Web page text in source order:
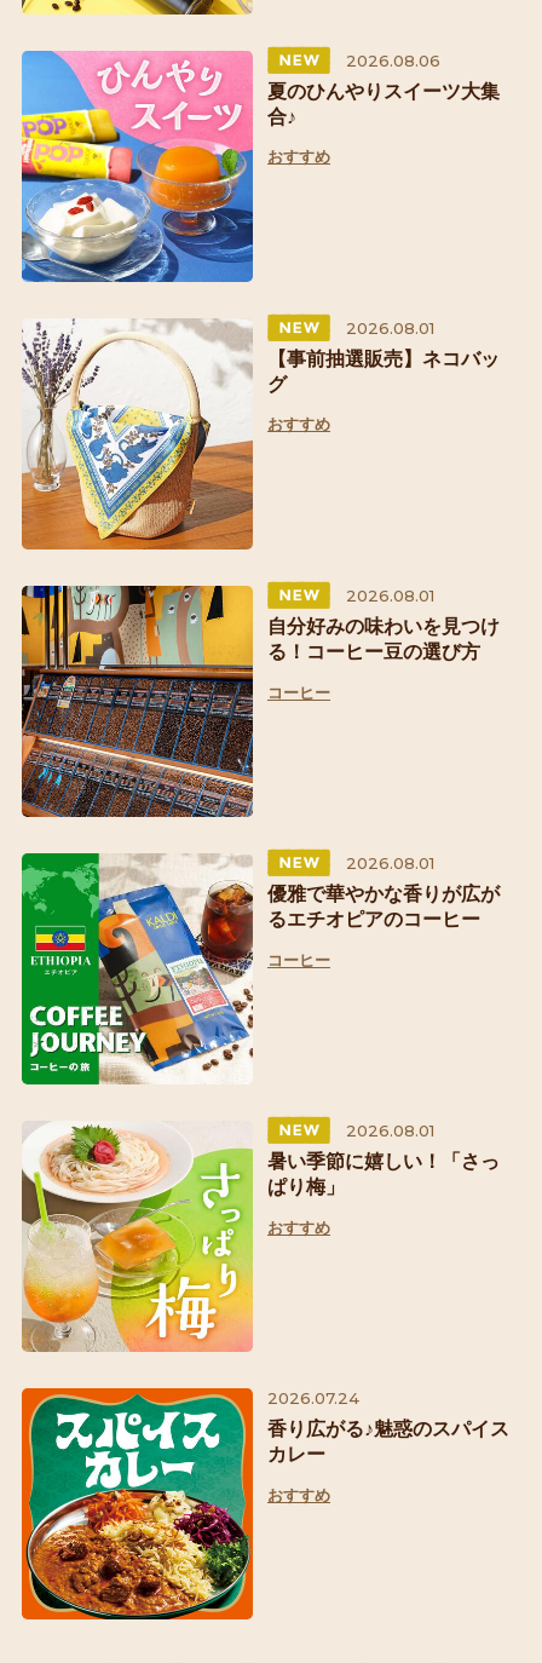
2026.08.06
夏のひんやりスイーツ大集
合♪
おすすめ
2026.08.01
【事前抽選販売】ネコバッ
グ
おすすめ
2026.08.01
自分好みの味わいを見つけ
る！コーヒー豆の選び方
コーヒー
2026.08.01
優雅で華やかな香りが広が
るエチオピアのコーヒー
コーヒー
2026.08.01
暑い季節に嬉しい！「さっ
ぱり梅」
おすすめ
2026.07.24
香り広がる♪魅惑のスパイス
カレー
おすすめ